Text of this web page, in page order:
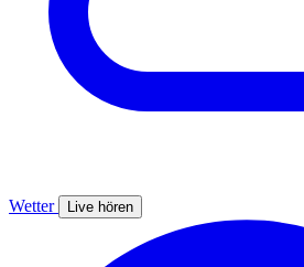
Wetter Live hören